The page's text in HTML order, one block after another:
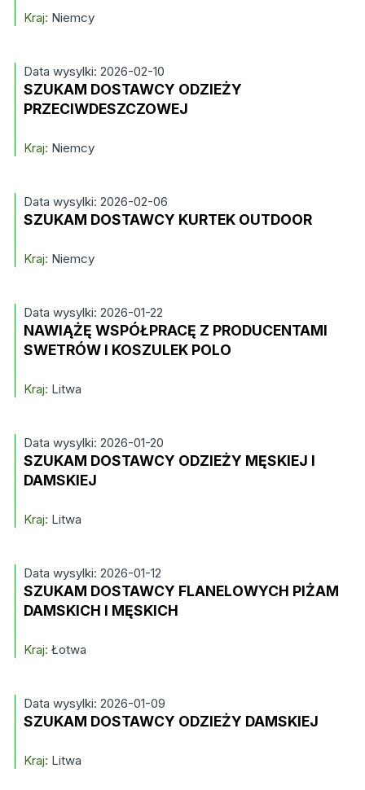
Kraj: Niemcy
Data wysylki: 2026-02-10
SZUKAM DOSTAWCY ODZIEŻY
PRZECIWDESZCZOWEJ
Kraj: Niemcy
Data wysylki: 2026-02-06
SZUKAM DOSTAWCY KURTEK OUTDOOR
Kraj: Niemcy
Data wysylki: 2026-01-22
NAWIĄŻĘ WSPÓŁPRACĘ Z PRODUCENTAMI
SWETRÓW I KOSZULEK POLO
Kraj: Litwa
Data wysylki: 2026-01-20
SZUKAM DOSTAWCY ODZIEŻY MĘSKIEJ I
DAMSKIEJ
Kraj: Litwa
Data wysylki: 2026-01-12
SZUKAM DOSTAWCY FLANELOWYCH PIŻAM
DAMSKICH I MĘSKICH
Kraj: Łotwa
Data wysylki: 2026-01-09
SZUKAM DOSTAWCY ODZIEŻY DAMSKIEJ
Kraj: Litwa